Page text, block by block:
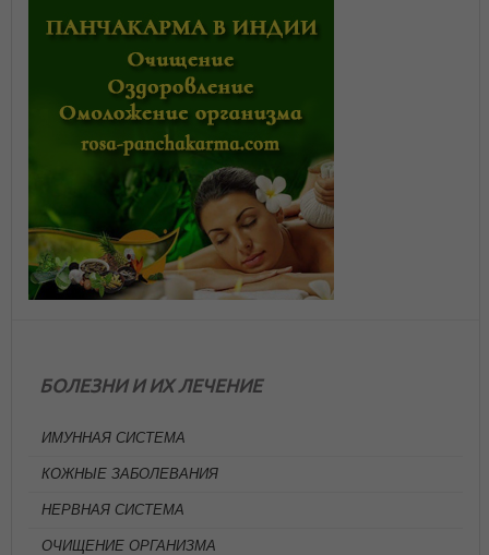
БОЛЕЗНИ И ИХ ЛЕЧЕНИЕ
ИМУННАЯ СИСТЕМА
КОЖНЫЕ ЗАБОЛЕВАНИЯ
НЕРВНАЯ СИСТЕМА
ОЧИЩЕНИЕ ОРГАНИЗМА